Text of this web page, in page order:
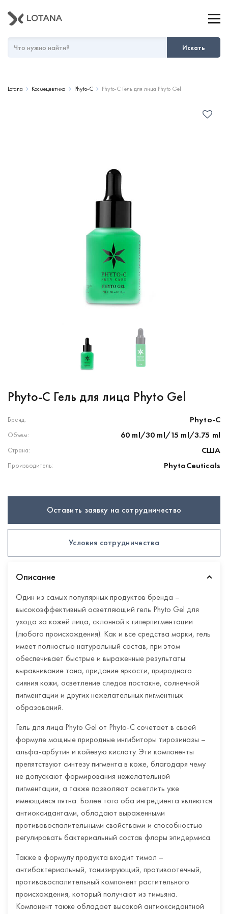
Искать
Lotana Космецевтика Phyto-C Phyto-C Гель для лица Phyto Gel
Phyto-C Гель для лица Phyto Gel
Бренд: Phyto-C
Объем: 60 ml/30 ml/15 ml/3.75 ml
Страна: США
Производитель: PhytoCeuticals
Оставить заявку на сотрудничество
Условия сотрудничества
Описание
Один из самых популярных продуктов бренда –
высокоэффективный осветляющий гель Phyto Gel для
ухода за кожей лица, склонной к гиперпигментации
(любого происхождения). Как и все средства марки, гель
имеет полностью натуральный состав, при этом
обеспечивает быстрые и выраженные результаты:
выравнивание тона, придание яркости, природного
сияния кожи, осветление следов постакне, солнечной
пигментации и других нежелательных пигментных
образований.
Гель для лица Phyto Gel от Phyto-C сочетает в своей
формуле мощные природные ингибиторы тирозиназы –
альфа-арбутин и койевую кислоту. Эти компоненты
препятствуют синтезу пигмента в коже, благодаря чему
не допускают формирования нежелательной
пигментации, а также позволяют осветлить уже
имеющиеся пятна. Более того оба ингредиента являются
антиоксидантами, обладают выраженными
противовоспалительными свойствами и способностью
регулировать бактериальный состав флоры эпидермиса.
Также в формулу продукта входит тимол –
антибактериальный, тонизирующий, противоотечный,
противовоспалительный компонент растительного
происхождения, который получают из тимьяна.
Компонент также обладает высокой антиоксидантной